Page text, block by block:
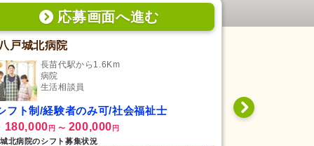
応募画面へ進む
戸城北病院
長苗代駅から1.6Km
病院
生活相談員
フト制/経験者のみ可/社会福祉士
180,000 円 〜 200,000 円
北病院のシフト募集状況
日勤専従/未